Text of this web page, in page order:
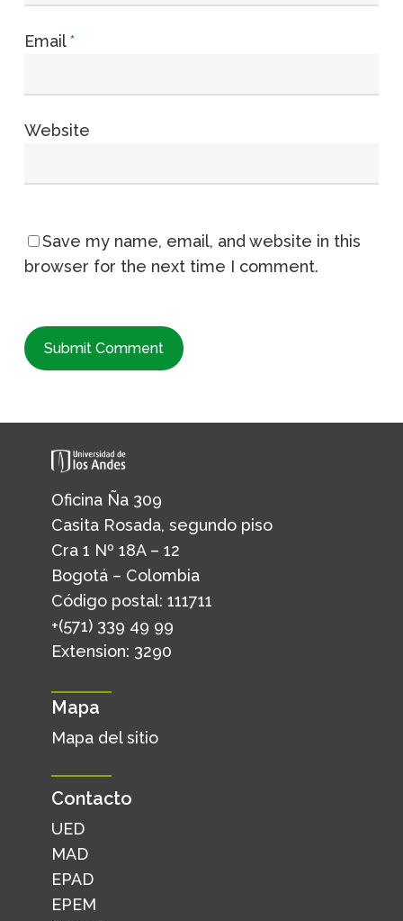
Email*
Website
Save my name, email, and website in this
browser for the next time I comment.
Oficina Ña 309
Casita Rosada, segundo piso
Cra 1 Nº 18A – 12
Bogotá – Colombia
Código postal: 111711
+(571) 339 49 99
Extension: 3290
Mapa
Mapa del sitio
Contacto
UED
MAD
EPAD
EPEM